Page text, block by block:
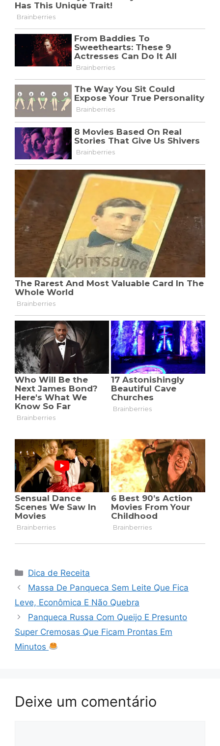
Categorias
Dica de Receita
Massa De Panqueca Sem Leite Que Fica
Leve, Econômica E Não Quebra
Panqueca Russa Com Queijo E Presunto
Super Cremosas Que Ficam Prontas Em
Minutos
Deixe um comentário